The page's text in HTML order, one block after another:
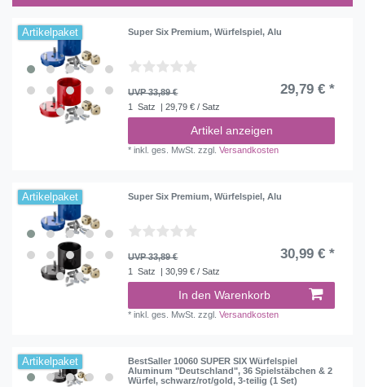
Artikelpaket Super Six Premium, Würfelspiel, Alu
UVP 33,89 € 29,79 € *
1 Satz | 29,79 € / Satz
Artikel anzeigen
*inkl. ges. MwSt. zzgl.Versandkosten
Artikelpaket Super Six Premium, Würfelspiel, Alu
UVP 33,89 € 30,99 € *
1 Satz | 30,99 € / Satz
In den Warenkorb
*inkl. ges. MwSt. zzgl.Versandkosten
Artikelpaket
BestSaller 10060 SUPER SIX Würfelspiel
Aluminum "Deutschland", 36 Spielstäbchen & 2
Würfel, schwarz/rot/gold, 3-teilig (1 Set)